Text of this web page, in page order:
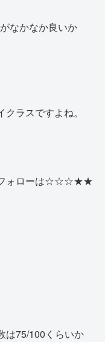
なかなか良いか
ラスですよね。
フォローは☆☆☆★★
は75/100くらいか